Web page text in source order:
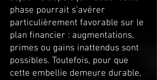
phase pourrait s’avérer
particulièrement favorable sur le
plan financier : augmentations,
primes ou gains inattendus sont
possibles. Toutefois, pour que
cette embellie demeure durable,